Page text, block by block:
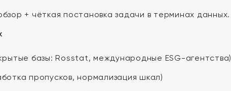
+ чёткая постановка задачи в терминах данных.
базы: Rosstat, международные ESG-агентства)
пропусков, нормализация шкал)